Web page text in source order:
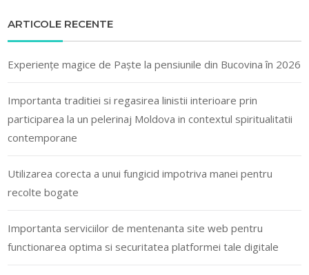
ARTICOLE RECENTE
Experiențe magice de Paște la pensiunile din Bucovina în 2026
Importanta traditiei si regasirea linistii interioare prin
participarea la un pelerinaj Moldova in contextul spiritualitatii
contemporane
Utilizarea corecta a unui fungicid impotriva manei pentru
recolte bogate
Importanta serviciilor de mentenanta site web pentru
functionarea optima si securitatea platformei tale digitale